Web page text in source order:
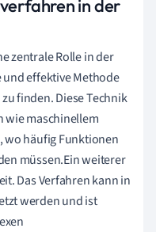
in der
zentrale Rolle in der
effektive Methode
finden. Diese Technik
wie maschinellem
wo häufig Funktionen
müssen.Ein weiterer
Das Verfahren kann in
werden und ist